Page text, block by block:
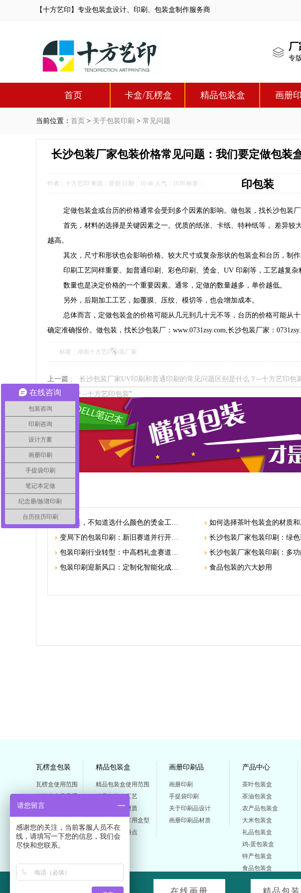
【十方艺印】专业包装盒设计、印刷、包装盒制作服务商
厂
专
首页 卡盒/瓦楞盒 精品包装盒 画册
当前位置： 首页 > 关于包装印刷 > 常见问题
长沙包装厂家包装价格常见问题：我们要定做包装
印包装
作者：十方艺印 来源：原创 日期：16:46 人气： 1038 标签：
定做包装盒或台历的价格通常会受到多个因素的影响。做包装，找长沙包装
首先，材料的选择是关键因素之一。优质的纸张、卡纸、特种纸等， 差异较
越高。
其次，尺寸和形状也会影响价格。较大尺寸或复杂形状的包装盒和台历，制作
印刷工艺同样重要。如普通印刷、彩色印刷、烫金、UV 印刷等，工艺越复杂
数量也是决定价格的一个重要因素。通常，定做的数量越多，单价越低。
另外，后期加工工艺，如覆膜、压纹、模切等，也会增加成本。
总体而言，定做包装盒的价格可能从几元到几十元不等，台历的价格可能从
确定准确报价。做包装，找长沙包装厂：www.0731zsy.com,长沙包装厂家：
标签：湖南十方艺印包装厂家
上一篇 : 长沙包装厂家UV印刷和普通印刷的常见问题区别是什么？--十方艺印包
常见问题？--十方艺印包装"
相关信息
做包装，不知道选什么颜色的烫金工…
变局下的包装印刷：新旧赛道并行开…
包装印刷行业转型：中高档礼盒赛道…
包装印刷迎新风口：定制化智能化成…
如何选择茶叶包装盒的材质
长沙包装厂家包装印刷：绿
长沙包装厂家包装印刷：多
食品包装的六大妙用
瓦楞盒包装
瓦楞盒使用范围
瓦楞盒工艺
瓦楞盒特点
精品包装盒
精品包装盒使用范围
精品包装盒工艺
精品包装盒材质
精品包装盒常用盒型
精品包装盒特点
画册印刷品
画册印刷
手提袋印刷
关于印刷品设计
画册印刷品材质
产品中心
茶叶包装盒
茶油包装盒
农产品包装盒
大米包装盒
礼品包装盒
鸡-蛋包装盒
特产包装盒
食品包装盒
医药保健包装
在线咨询
包装咨询
印刷咨询
设计方案
画册印刷
手提袋印刷
笔记本定做
纪念册/族谱印刷
台历挂历印刷
请您留言
感谢您的关注，当前客服人员不在
线，请填写一下您的信息，我们会
尽快和您联系。